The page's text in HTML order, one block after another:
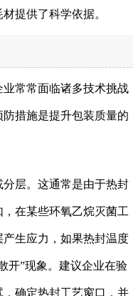
提供了科学依据。
常常面临诸多技术挑战
措施是提升包装质量的
层。这通常是由于热封
在某些环氧乙烷灭菌工
生应力，如果热封温度
开”现象。建议企业在验
确定热封工艺窗口，并